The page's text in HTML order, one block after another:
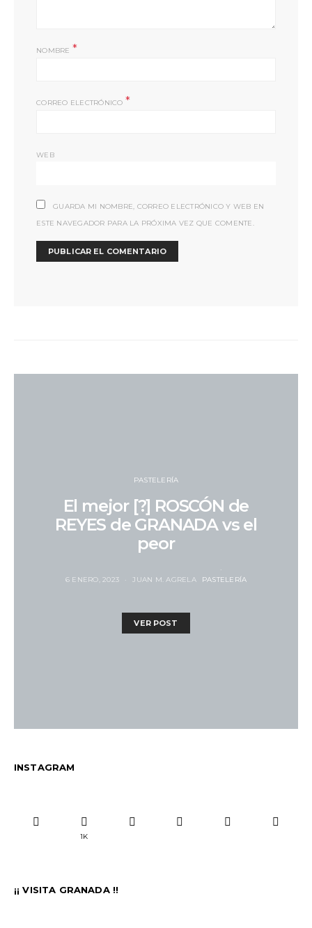
NOMBRE *
CORREO ELECTRÓNICO *
WEB
GUARDA MI NOMBRE, CORREO ELECTRÓNICO Y WEB EN
ESTE NAVEGADOR PARA LA PRÓXIMA VEZ QUE COMENTE.
PASTELERÍA
El mejor [?] ROSCÓN de
REYES de GRANADA vs el
peor
6 ENERO, 2023 JUAN M. AGRELA PASTELERÍA
VER POST
INSTAGRAM
1K
¡¡ VISITA GRANADA !!